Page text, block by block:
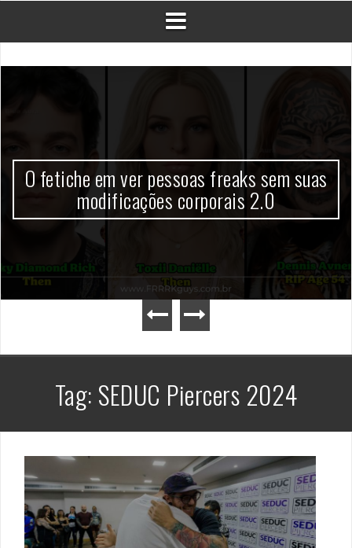
Uma pequena conversa com Lia Samira
sobre a celebração do Orgulho Freak no
Chile
Tag: SEDUC Piercers 2024